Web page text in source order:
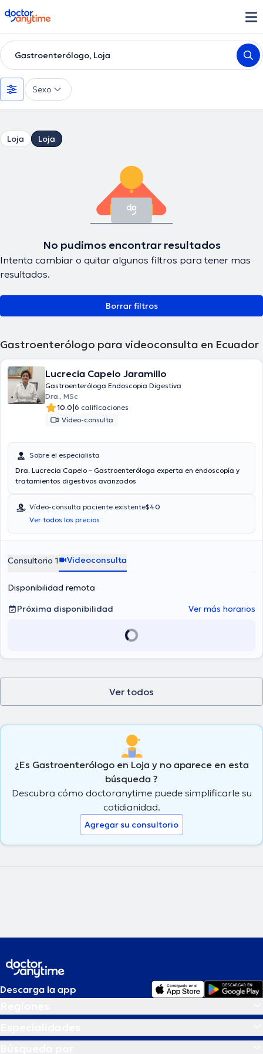
doctoranytime
Gastroenterólogo, Loja
Sexo
Loja Loja
No pudimos encontrar resultados
Intenta cambiar o quitar algunos filtros para tener mas
resultados.
Borrar filtros
Gastroenterólogo para videoconsulta en Ecuador
Lucrecia Capelo Jaramillo
Gastroenteróloga Endoscopia Digestiva
Dra., MSc
10.0|6 calificaciones
Vídeo-consulta
Sobre el especialista
Dra. Lucrecia Capelo – Gastroenteróloga experta en endoscopía y
tratamientos digestivos avanzados
Vídeo-consulta paciente existente$40
Ver todos los precios
Consultorio 1 Videoconsulta
Disponibilidad remota
Próxima disponibilidad
Ver más horarios
Ver todos
¿Es Gastroenterólogo en Loja y no aparece en esta
búsqueda ?
Descubra cómo doctoranytime puede simplificarle su
cotidianidad.
Agregar su consultorio
Descarga la app